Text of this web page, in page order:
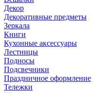
Декор
Декоративные предметы
Зеркала
Книги
Кухонные аксессуары
Лестницы
Подносы
Подсвечники
Праздничное оформление
Тележки